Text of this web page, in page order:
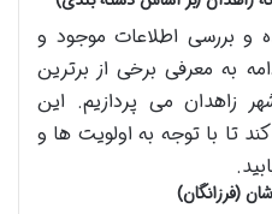
و بررسی اطلاعات موجود و
به معرفی برخی از برترین
زاهدان می پردازیم. این
تا با توجه به اولویت ها و
(فرزانگان)